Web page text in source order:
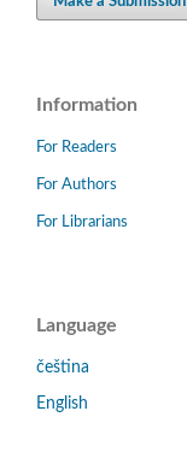
Information
For Readers
For Authors
For Librarians
Language
čeština
English